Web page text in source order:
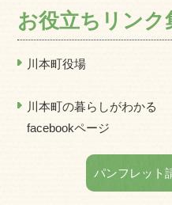
お役立ちリンク
川本町役場
川本町の暮らしがわかる
facebookページ
パンフレット